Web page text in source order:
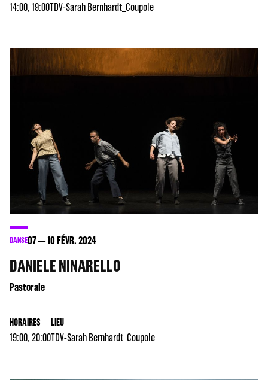
14:00, 19:00TDV-Sarah Bernhardt_Coupole
DANSE07 10FÉVR. 2024
DANIELE NINARELLO
Pastorale
HORAIRES
19:00, 20:00
LIEU
TDV-Sarah Bernhardt_Coupole